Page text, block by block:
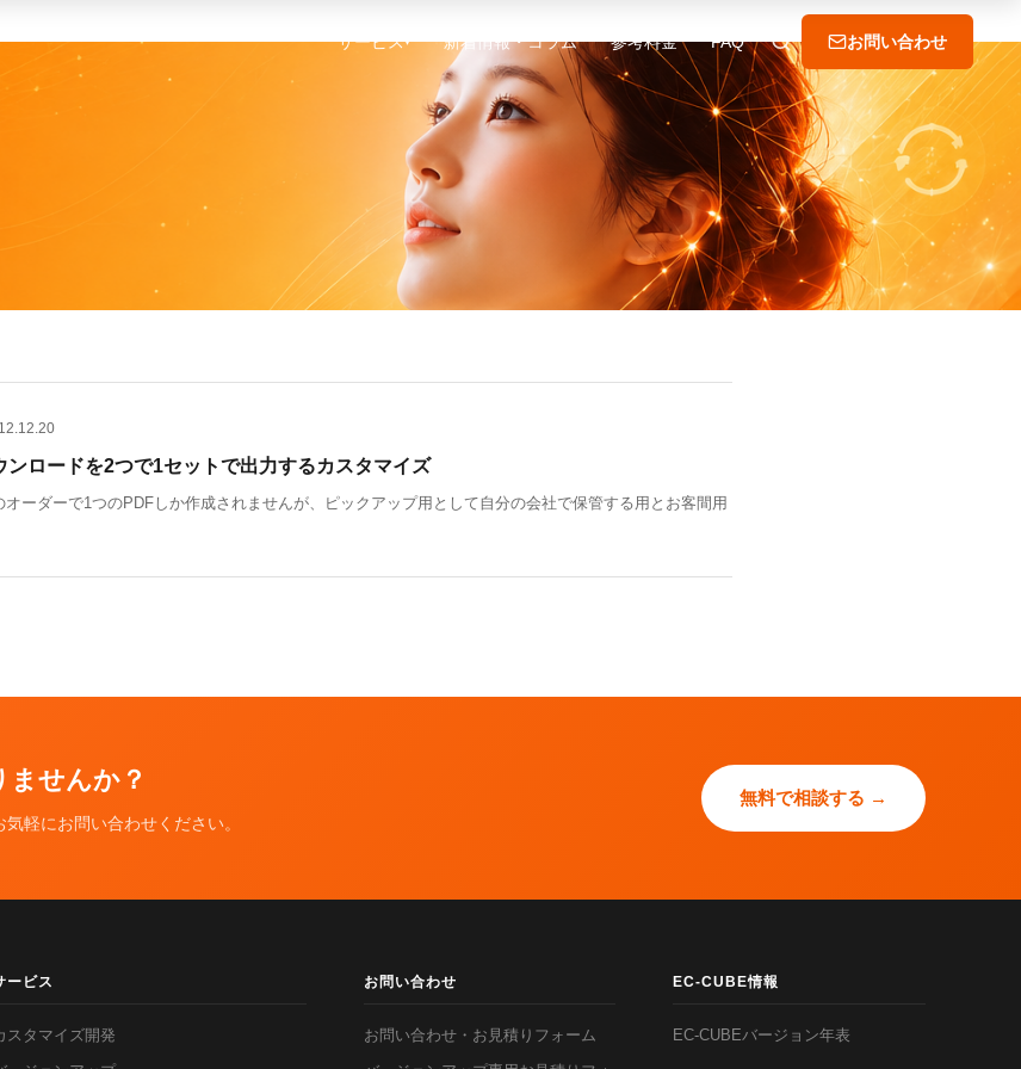
サービス▾ 新着情報・コラム 参考料金 FAQ お問い合わせ
ンロードを2つで1セットで出力するカスタマイズ
オーダーで1つのPDFしか作成されませんが、ピックアップ用として自分の会社で保管する用とお客間用
せんか？
軽にお問い合わせください。
無料で相談する →
ービス
スタマイズ開発
お問い合わせ
お問い合わせ・お見積りフォーム
EC-CUBE情報
EC-CUBEバージョン年表